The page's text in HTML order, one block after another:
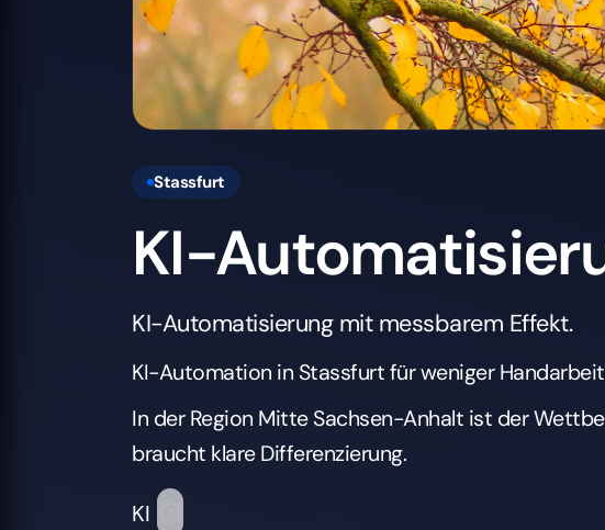
Stassfurt
KI-
KI-Automatisierung mit messbarem Effekt.
KI-Automation in Stassfurt für weniger
In der Region Mitte Sachsen-Anhalt ist der
braucht klare Differenzierung.
KI